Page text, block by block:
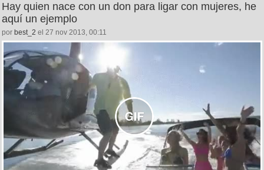
Hay quien nace con un don para ligar con mujeres, he
aquí un ejemplo
por best_2 el 27 nov 2013, 00:11